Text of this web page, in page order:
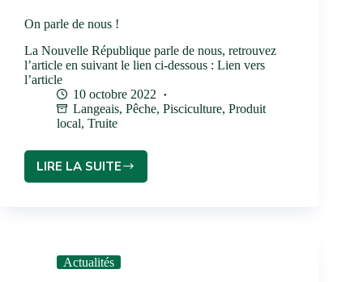
On parle de nous !
La Nouvelle République parle de nous, retrouvez
l’article en suivant le lien ci-dessous : Lien vers
l’article
10 octobre 2022
Langeais, Pêche, Pisciculture, Produit
local, Truite
LIRE LA SUITE
Actualités